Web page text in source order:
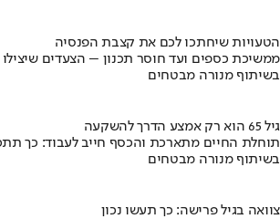
הטעויות שיחתכו לכם את קצבת הפנסיה
ממשיכת כספים ועד חוסר תכנון – הצעדים
בשיתוף מנורה מבטחים
גיל 65 הוא רק אמצע הדרך להשקעה
תוחלת החיים מתארכת והכסף חייב לעבוד: כך
בשיתוף מנורה מבטחים
צוואה בגיל פרישה: כך תעשו נכון